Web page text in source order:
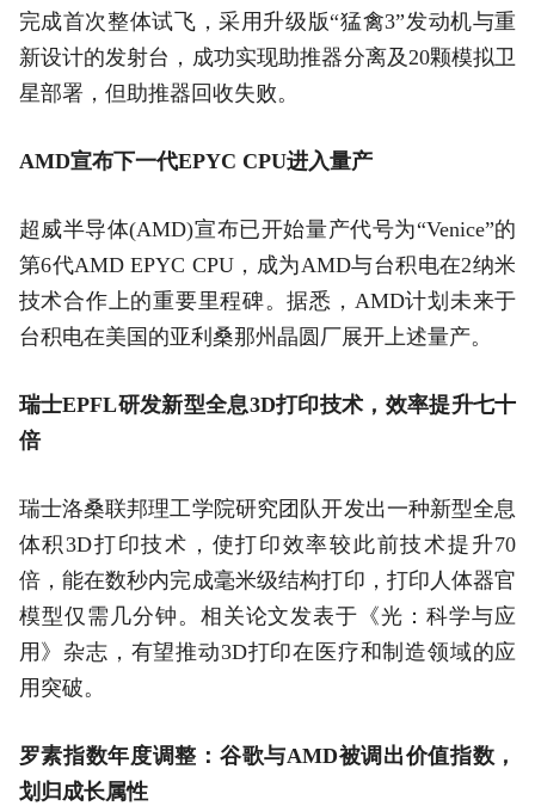
完成首次整体试飞，采用升级版“猛禽3”发动机与重
新设计的发射台，成功实现助推器分离及20颗模拟卫
星部署，但助推器回收失败。‌‌
AMD宣布下一代EPYC CPU进入量产
超威半导体(AMD)宣布已开始量产代号为“Venice”的
第6代AMD EPYC CPU，成为AMD与台积电在2纳米
技术合作上的重要里程碑。据悉，AMD计划未来于
台积电在美国的亚利桑那州晶圆厂展开上述量产。
瑞士EPFL研发新型全息3D打印技术，效率提升七十
倍
瑞士洛桑联邦理工学院研究团队开发出一种新型全息
体积3D打印技术，使打印效率较此前技术提升70
倍，能在数秒内完成毫米级结构打印，打印人体器官
模型仅需几分钟。相关论文发表于《光：科学与应
用》杂志，有望推动3D打印在医疗和制造领域的应
用突破。
罗素指数年度调整：谷歌与AMD被调出价值指数，
划归成长属性